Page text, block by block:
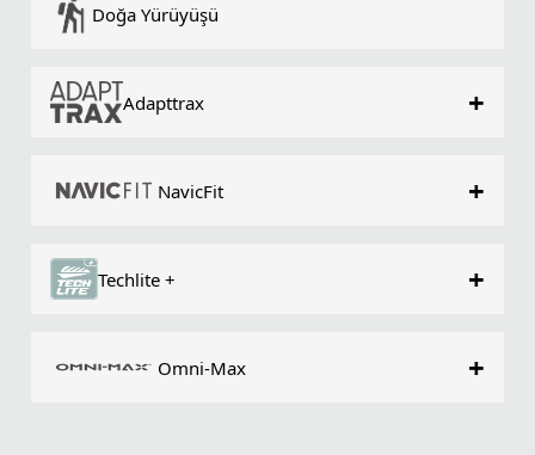
Doğa Yürüyüşü
Adapttrax +
NavicFit +
Techlite + +
Omni-Max +